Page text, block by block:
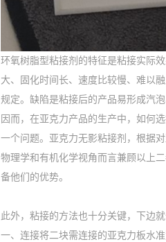
环氧树脂型粘接剂的特征是粘接实际
大、固化时间长、速度比较慢、难以
规定。缺陷是粘接后的产品易形成汽
因而，在亚克力产品的生产中，如何
一个问题。亚克力无影粘接剂，根据
物理学和有机化学视角而言兼顾以上
备他们的优势。
此外，粘接的方法也十分关键，下边
一、连接将二块需连接的亚克力板水